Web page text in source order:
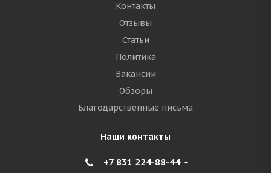
Контакты
Отзывы
Статьи
Политика
Вакансии
Обзоры
Благодарственные письма
Наши контакты
+7 831 224-88-44